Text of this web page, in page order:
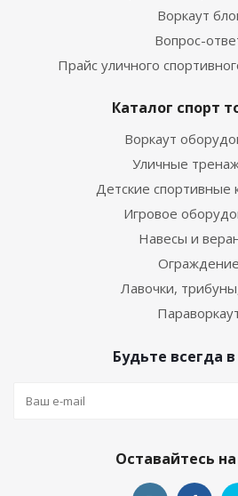
Воркаут
Вопрос-
Прайс уличного
Каталог спорт
Воркаут
Уличные
Детские спортивные
Игровое
Навесы и
Ограждение
Лавочки,
Будьте всегда в
Оставайтесь